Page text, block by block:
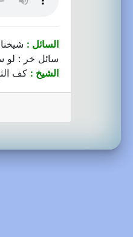
السائل : شيخنا
سائل خر : لو
الشيخ : كف